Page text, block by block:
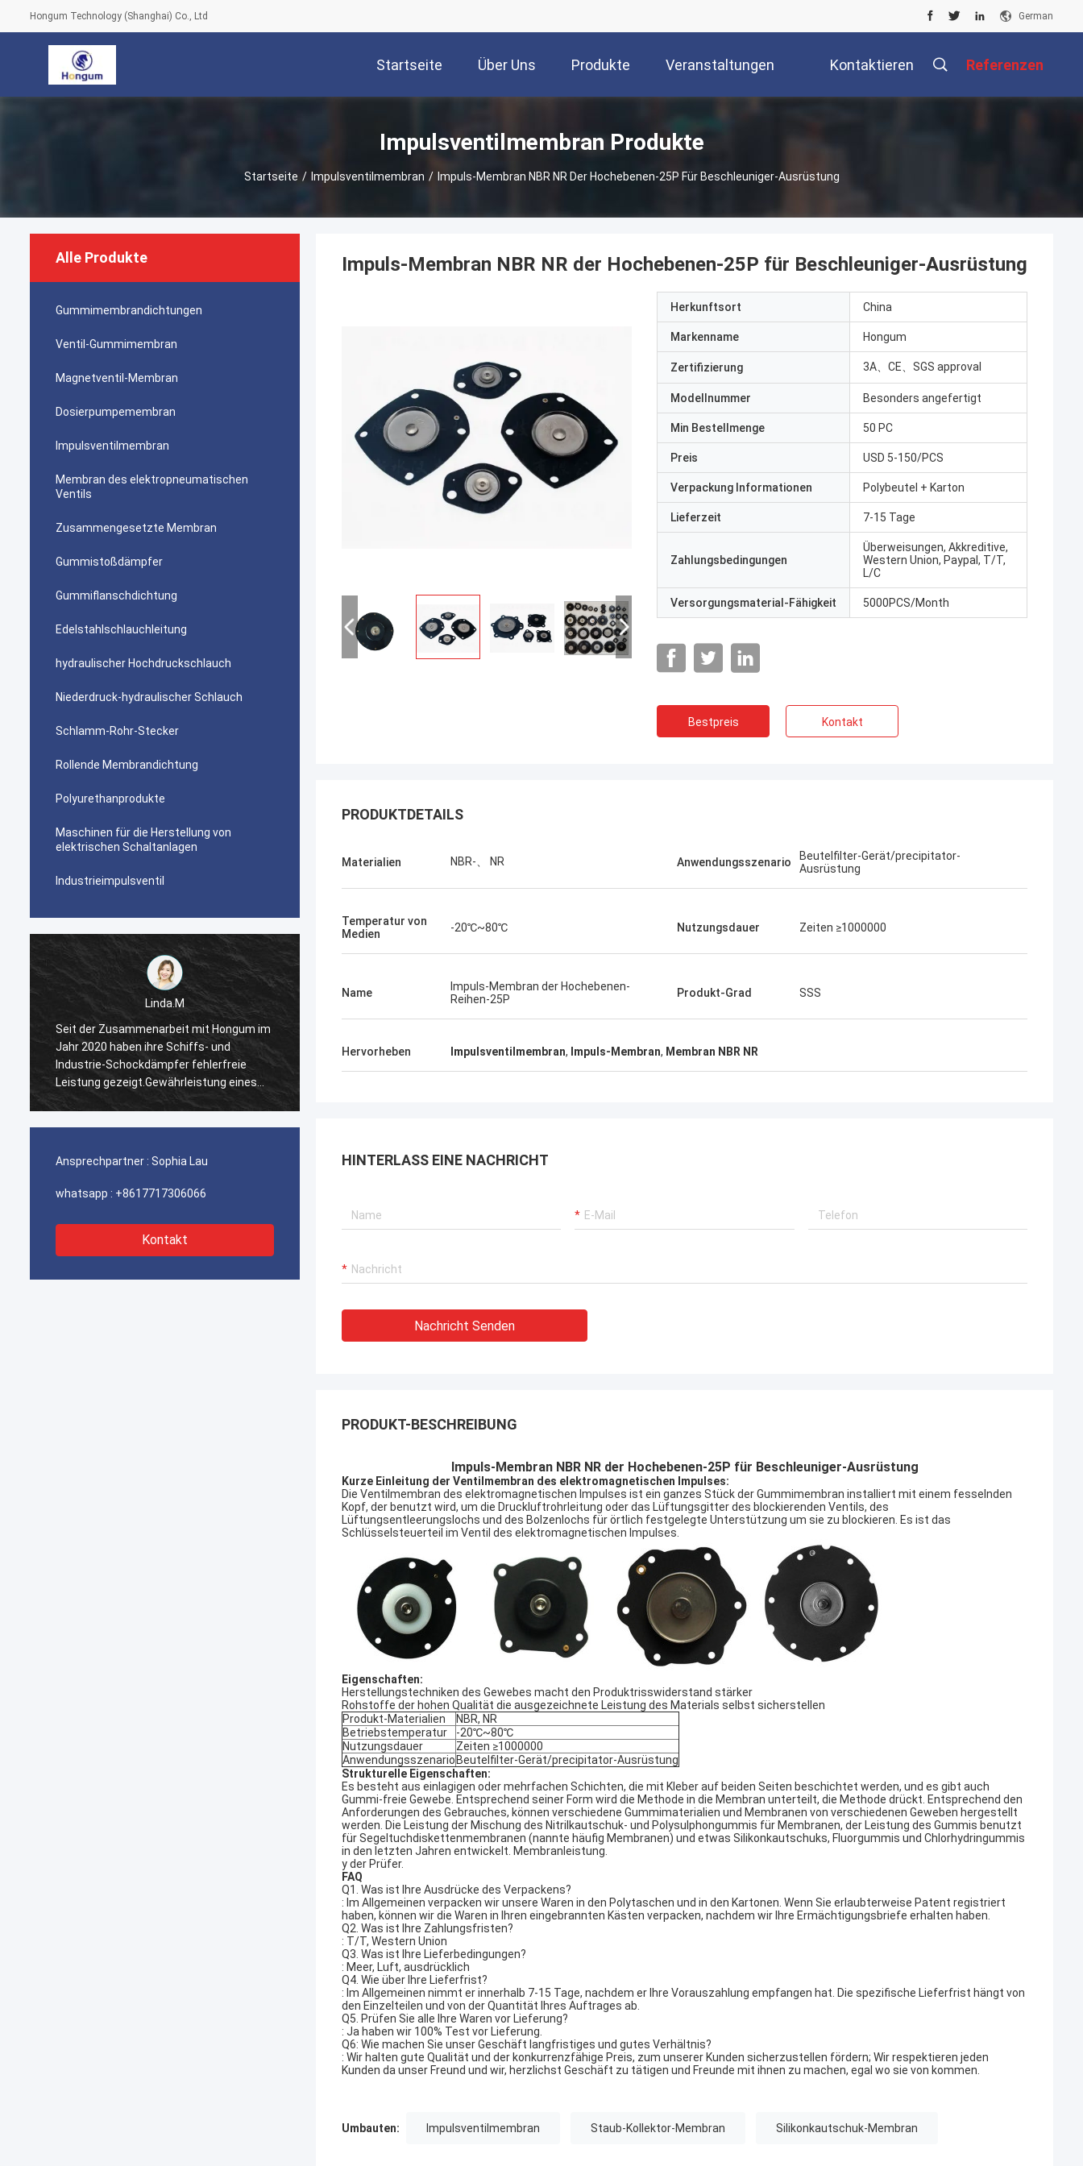
Hongum Technology (Shanghai) Co., Ltd German
Startseite Über Uns Produkte Veranstaltungen Kontaktieren Referenzen
Impulsventilmembran Produkte
Startseite / Impulsventilmembran / Impuls-Membran NBR NR Der Hochebenen-25P Für Beschleuniger-Ausrüstung
Alle Produkte
Gummimembrandichtungen
Ventil-Gummimembran
Magnetventil-Membran
Dosierpumpemembran
Impulsventilmembran
Membran des elektropneumatischen
Ventils
Zusammengesetzte Membran
Gummistoßdämpfer
Gummiflanschdichtung
Edelstahlschlauchleitung
hydraulischer Hochdruckschlauch
Niederdruck-hydraulischer Schlauch
Schlamm-Rohr-Stecker
Rollende Membrandichtung
Polyurethanprodukte
Maschinen für die Herstellung von
elektrischen Schaltanlagen
Industrieimpulsventil
Linda.M
Seit der Zusammenarbeit mit Hongum im
Jahr 2020 haben ihre Schiffs- und
Industrie-Schockdämpfer fehlerfreie
Leistung gezeigt.Gewährleistung eines
ununterbrochenen Betriebs unserer
Linda.M
Jahr 2020 haben ihre Schiffs- und
Ansprechpartner : Sophia Lau
whatsapp : +8617717306066
Kontakt
Impuls-Membran NBR NR der Hochebenen-25P für Beschleuniger-Ausrüstung
Herkunftsort China
Markenname Hongum
Zertifizierung 3A、CE、SGS approval
Modellnummer Besonders angefertigt
Min Bestellmenge 50 PC
Preis USD 5-150/PCS
Verpackung Informationen Polybeutel + Karton
Lieferzeit 7-15 Tage
Zahlungsbedingungen
Überweisungen, Akkreditive,
Western Union, Paypal, T/T,
L/C
Versorgungsmaterial-Fähigkeit 5000PCS/Month
Bestpreis Kontakt
PRODUKTDETAILS
Materialien NBR-、 NR Anwendungsszenario
Beutelfilter-Gerät/precipitator-
Ausrüstung
Temperatur von
Medien
-20℃~80℃ Nutzungsdauer Zeiten ≥1000000
Name
Impuls-Membran der Hochebenen-
Reihen-25P
Produkt-Grad SSS
Hervorheben Impulsventilmembran, Impuls-Membran, Membran NBR NR
HINTERLASS EINE NACHRICHT
Nachricht Senden
PRODUKT-BESCHREIBUNG
Impuls-Membran NBR NR der Hochebenen-25P für Beschleuniger-Ausrüstung
Kurze Einleitung der Ventilmembran des elektromagnetischen Impulses:
Die Ventilmembran des elektromagnetischen Impulses ist ein ganzes Stück der Gummimembran installiert mit einem fesselnden
Kopf, der benutzt wird, um die Druckluftrohrleitung oder das Lüftungsgitter des blockierenden Ventils, des
Lüftungsentleerungslochs und des Bolzenlochs für örtlich festgelegte Unterstützung um sie zu blockieren. Es ist das
Schlüsselsteuerteil im Ventil des elektromagnetischen Impulses.
Eigenschaften:
Herstellungstechniken des Gewebes macht den Produktrisswiderstand stärker
Rohstoffe der hohen Qualität die ausgezeichnete Leistung des Materials selbst sicherstellen
Produkt-Materialien
NBR, NR
Betriebstemperatur
-20℃~80℃
Nutzungsdauer
Zeiten ≥1000000
Anwendungsszenario Beutelfilter-Gerät/precipitator-Ausrüstung
Strukturelle Eigenschaften:
Es besteht aus einlagigen oder mehrfachen Schichten, die mit Kleber auf beiden Seiten beschichtet werden, und es gibt auch
Gummi-freie Gewebe. Entsprechend seiner Form wird die Methode in die Membran unterteilt, die Methode drückt. Entsprechend den
Anforderungen des Gebrauches, können verschiedene Gummimaterialien und Membranen von verschiedenen Geweben hergestellt
werden. Die Leistung der Mischung des Nitrilkautschuk- und Polysulphongummis für Membranen, der Leistung des Gummis benutzt
für Segeltuchdiskettenmembranen (nannte häufig Membranen) und etwas Silikonkautschuks, Fluorgummis und Chlorhydringummis
in den letzten Jahren entwickelt. Membranleistung.
y der Prüfer.
FAQ
Q1. Was ist Ihre Ausdrücke des Verpackens?
: Im Allgemeinen verpacken wir unsere Waren in den Polytaschen und in den Kartonen. Wenn Sie erlaubterweise Patent registriert
haben, können wir die Waren in Ihren eingebrannten Kästen verpacken, nachdem wir Ihre Ermächtigungsbriefe erhalten haben.
Q2. Was ist Ihre Zahlungsfristen?
: T/T, Western Union
Q3. Was ist Ihre Lieferbedingungen?
: Meer, Luft, ausdrücklich
Q4. Wie über Ihre Lieferfrist?
: Im Allgemeinen nimmt er innerhalb 7-15 Tage, nachdem er Ihre Vorauszahlung empfangen hat. Die spezifische Lieferfrist hängt von
den Einzelteilen und von der Quantität Ihres Auftrages ab.
Q5. Prüfen Sie alle Ihre Waren vor Lieferung?
: Ja haben wir 100% Test vor Lieferung.
Q6: Wie machen Sie unser Geschäft langfristiges und gutes Verhältnis?
: Wir halten gute Qualität und der konkurrenzfähige Preis, zum unserer Kunden sicherzustellen fördern; Wir respektieren jeden
Kunden da unser Freund und wir, herzlichst Geschäft zu tätigen und Freunde mit ihnen zu machen, egal wo sie von kommen.
Umbauten: Impulsventilmembran Staub-Kollektor-Membran Silikonkautschuk-Membran